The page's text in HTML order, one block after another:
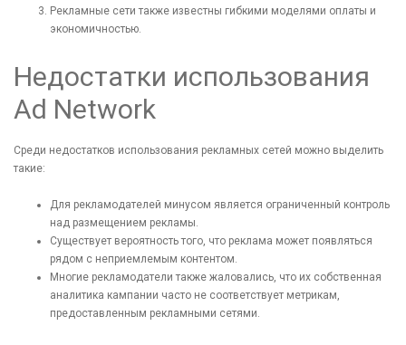
Рекламные сети также известны гибкими моделями оплаты и
экономичностью.
Недостатки использования
Ad Network
Среди недостатков использования рекламных сетей можно выделить
такие:
Для рекламодателей минусом является ограниченный контроль
над размещением рекламы.
Существует вероятность того, что реклама может появляться
рядом с неприемлемым контентом.
Многие рекламодатели также жаловались, что их собственная
аналитика кампании часто не соответствует метрикам,
предоставленным рекламными сетями.